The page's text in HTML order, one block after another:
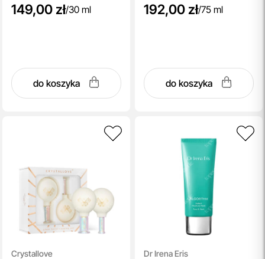
149,00 zł/30 ml
do koszyka
192,00 zł/75 ml
do koszyka
Crystallove Dr Irena Eris